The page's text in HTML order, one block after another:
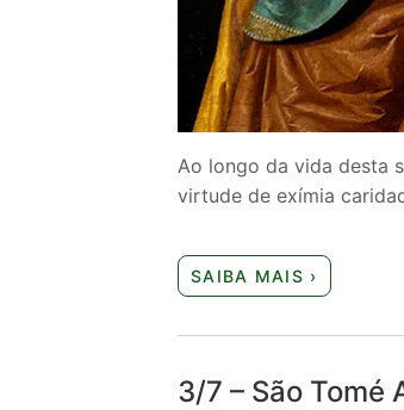
Ao longo da vida desta
virtude de exímia
SAIBA MAIS ›
3/7 – São